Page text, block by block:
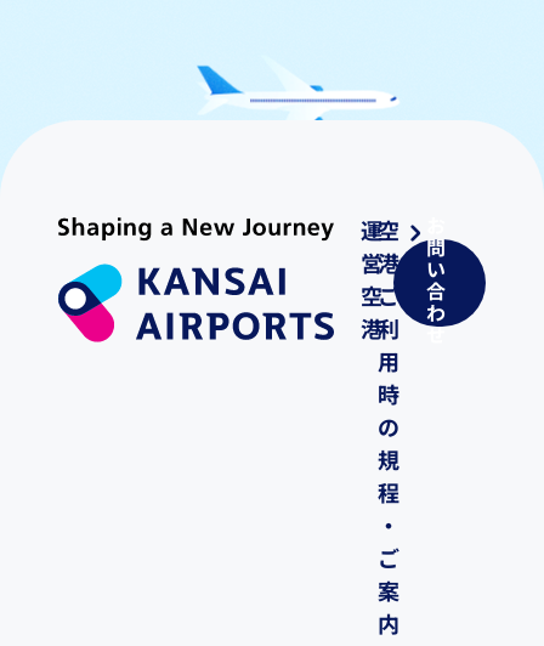
運
営
空
港
空
港
ご
利
用
時
の
規
程
・
ご
案
内
問
い
合
わ
せ